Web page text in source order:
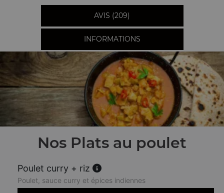
AVIS (209)
INFORMATIONS
Nos Plats au poulet
Poulet curry + riz
Poulet, sauce curry et épices indiennes